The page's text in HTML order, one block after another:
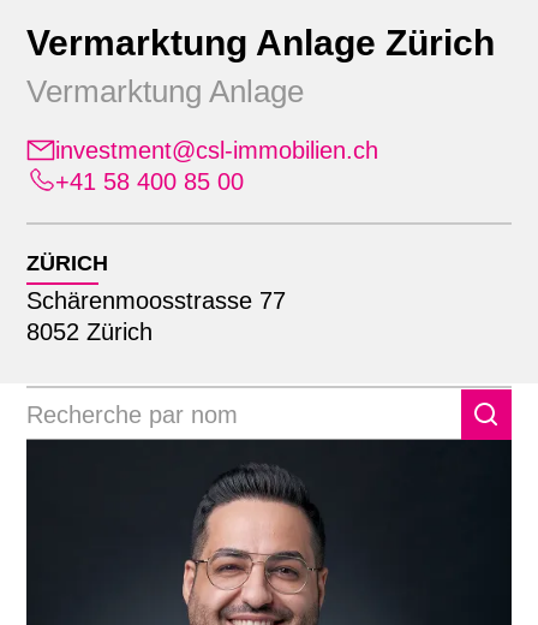
Vermarktung Anlage Zürich
Vermarktung Anlage
investment@csl-immobilien.ch
+41 58 400 85 00
ZÜRICH
Schärenmoosstrasse 77
8052 Zürich
Position
Alle
Administration
Commercialisation
Comptabilité immobilière
Direction générale élargie
Finance & comptabilité
Emplacement
Lausanne
Recherche par nom